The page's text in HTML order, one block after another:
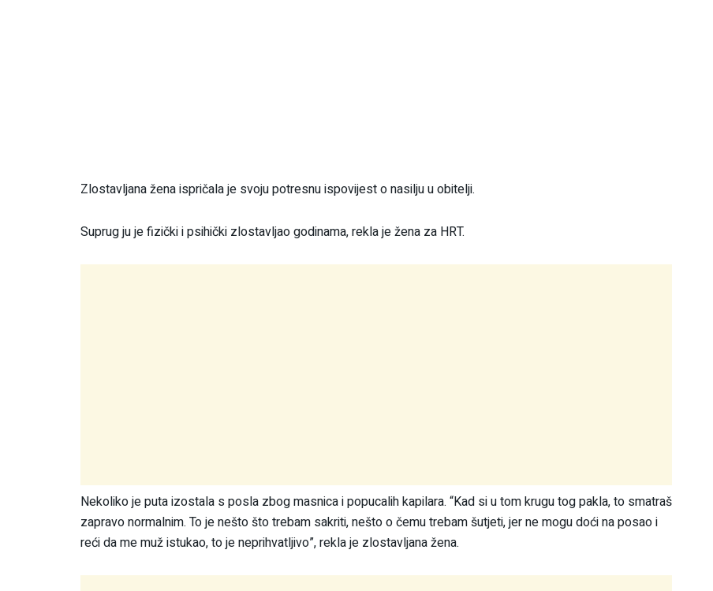
Zlostavljana žena ispričala je svoju potresnu ispovijest o nasilju u obitelji.
Suprug ju je fizički i psihički zlostavljao godinama, rekla je žena za HRT.
Nekoliko je puta izostala s posla zbog masnica i popucalih kapilara. “Kad si u tom krugu tog pakla, to smatraš
zapravo normalnim. To je nešto što trebam sakriti, nešto o čemu trebam šutjeti, jer ne mogu doći na posao i
reći da me muž istukao, to je neprihvatljivo”, rekla je zlostavljana žena.